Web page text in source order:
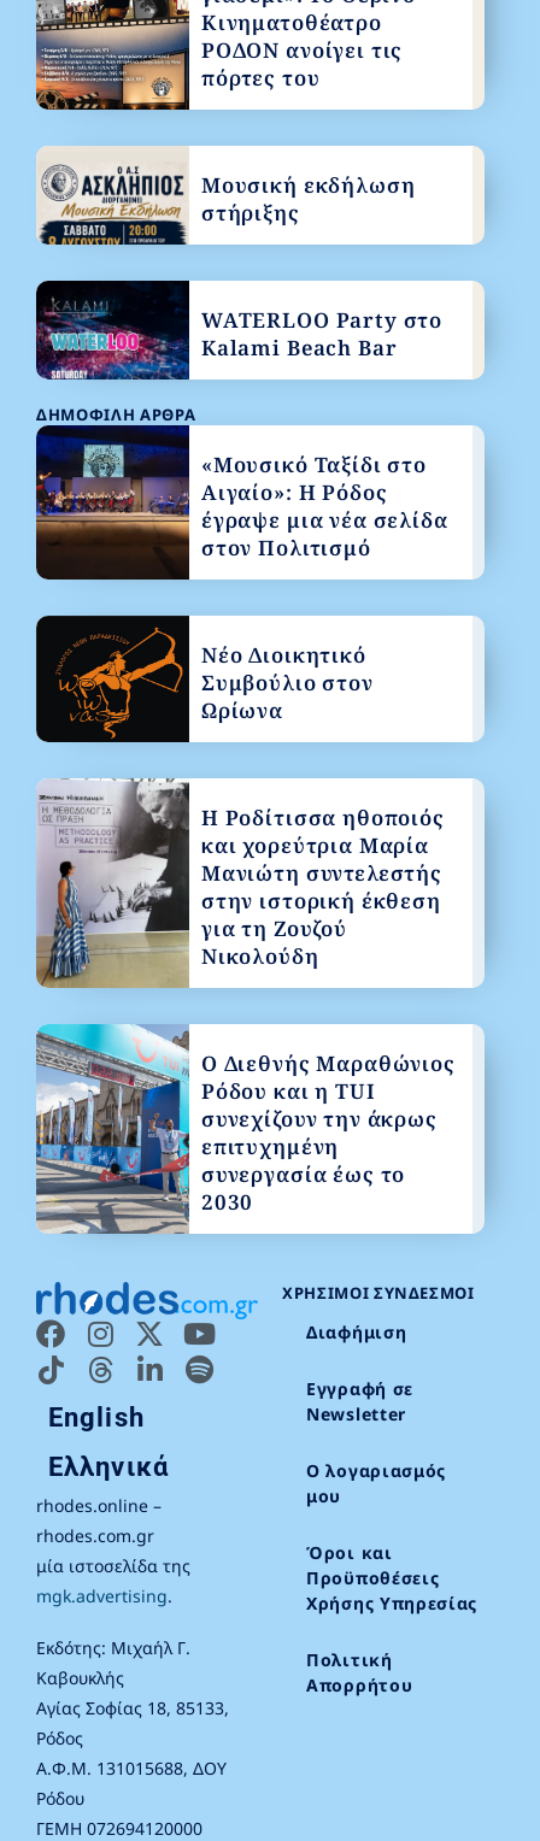
English
Ελληνικά
rhodes.online –
rhodes.com.gr
μία ιστοσελίδα της
mgk.advertising.
Εκδότης: Μιχαήλ Γ.
Καβουκλής
Αγίας Σοφίας 18, 85133,
Ρόδος
Α.Φ.Μ. 131015688, ΔΟΥ
Ρόδου
ΓΕΜΗ 072694120000
ΧΡΉΣΙΜΟΙ ΣΎΝΔΕΣΜΟΙ
Διαφήμιση
Εγγραφή σε
Newsletter
Ο λογαριασμός
μου
Όροι και
Προϋποθέσεις
Χρήσης Υπηρεσίας
Πολιτική
Απορρήτου
ΔΗΜΟΦΙΛΉ ΆΡΘΡΑ
«Μουσικό Ταξίδι στο
Αιγαίο»: Η Ρόδος
έγραψε μια νέα σελίδα
στον Πολιτισμό
Νέο Διοικητικό
Συμβούλιο στον
Ωρίωνα
Η Ροδίτισσα ηθοποιός
και χορεύτρια Μαρία
Μανιώτη συντελεστής
στην ιστορική έκθεση
για τη Ζουζού
Νικολούδη
Ο Διεθνής Μαραθώνιος
Ρόδου και η TUI
συνεχίζουν την άκρως
επιτυχημένη
συνεργασία έως το
2030
Κινηματοθέατρο
ΡΟΔΟΝ ανοίγει τις
πόρτες του
Μουσική εκδήλωση
στήριξης
WATERLOO Party στο
Kalami Beach Bar